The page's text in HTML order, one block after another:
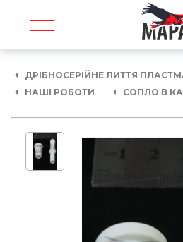
ДРІБНОСЕРІЙНЕ ЛИТТЯ
НАШІ РОБОТИ
СОПЛО В